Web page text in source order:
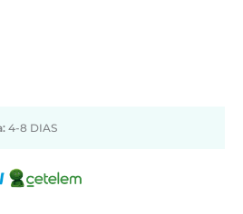
4-8 DIAS